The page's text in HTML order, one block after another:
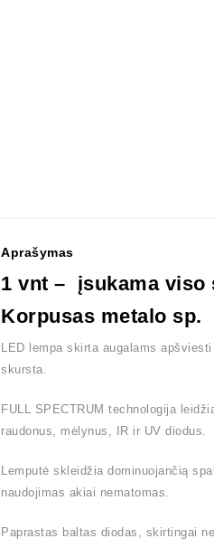
Aprašymas
1 vnt – įsukama viso
Korpusas metalo sp.
LED lempa skirta augalams
skursta.
FULL SPECTRUM technologija
raudonus, mėlynus, IR ir UV diodus.
Lemputė skleidžia dominuojančią
naudojimas akiai nematomas.
Paprastas baltas diodas, skirtingai